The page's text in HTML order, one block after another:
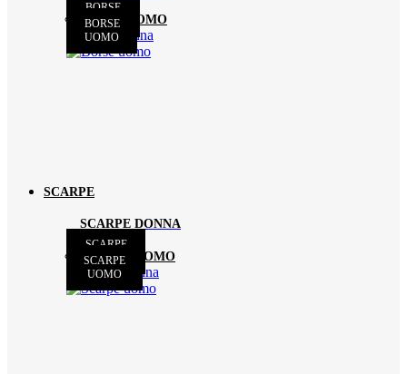
BORSE UOMO
BORSE
DONNA
BORSE
UOMO
SCARPE
SCARPE DONNA
SCARPE UOMO
SCARPE
DONNA
SCARPE
UOMO